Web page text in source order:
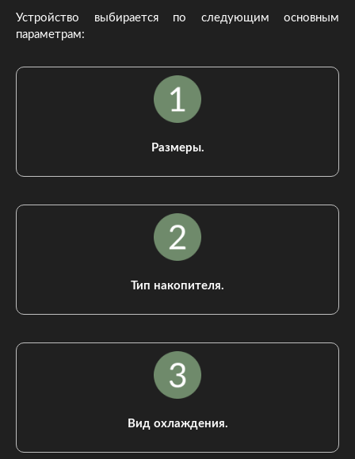
Устройство выбирается по следующим основным
параметрам:
Размеры.
Тип накопителя.
Вид охлаждения.